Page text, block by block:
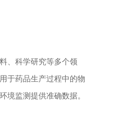
、科学研究等多个领
于药品生产过程中的物
境监测提供准确数据。